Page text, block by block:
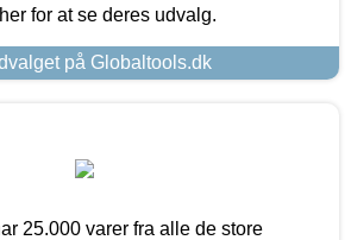
for at se deres udvalg.
på Globaltools.dk
25.000 varer fra alle de store